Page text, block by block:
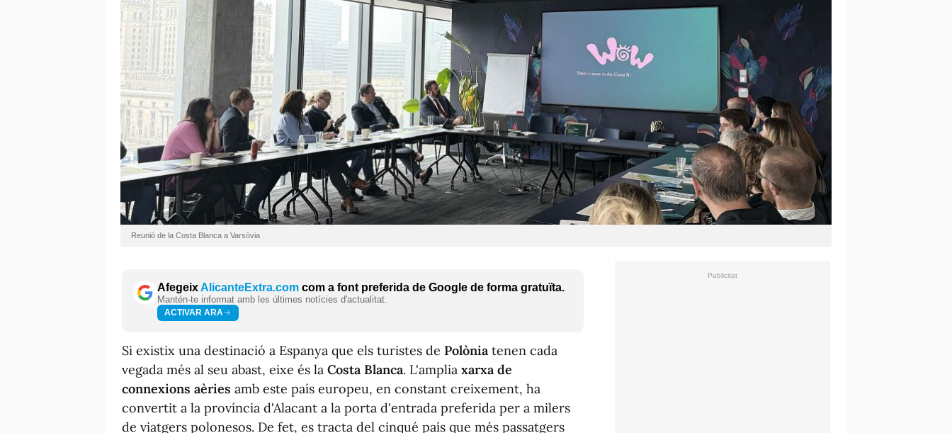
Reunió de la Costa Blanca a Varsòvia
AfegeixAlicanteExtra.com com a font preferida de Google de forma gratuïta.
Mantén-te informat amb les últimes notícies d'actualitat.
ACTIVAR ARA
Si existix una destinació a Espanya que els turistes de Polònia tenen cada
vegada més al seu abast, eixe és la Costa Blanca. L'amplia xarxa de
connexions aèries amb este país europeu, en constant creixement, ha
convertit a la província d'Alacant a la porta d'entrada preferida per a milers
de viatgers polonesos. De fet, es tracta del cinqué país que més passatgers